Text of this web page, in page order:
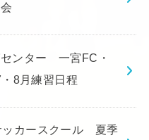
センター 一宮FC・
8月練習日程
ッカースクール 夏季